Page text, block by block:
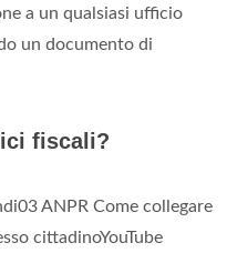
a un qualsiasi ufficio
un documento di
fiscali?
ANPR Come collegare
cittadinoYouTube